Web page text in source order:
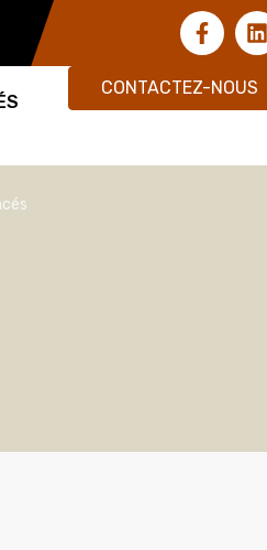
CONTACTEZ-NOUS